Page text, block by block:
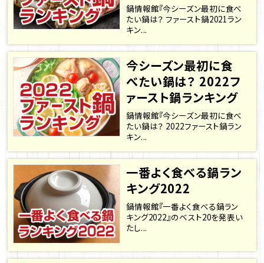
鍋情報館『今シーズン最初に食べ
たい鍋は？ ファースト鍋2021ラン
キン...
今シーズン最初に食
べたい鍋は？ 2022フ
ァースト鍋ランキング
鍋情報館『今シーズン最初に食べ
たい鍋は？ 2022ファースト鍋ラン
キン...
一番よく食べる鍋ラン
キング2022
鍋情報館『一番よく食べる鍋ラン
キング2022』のベスト20を発表い
たし...